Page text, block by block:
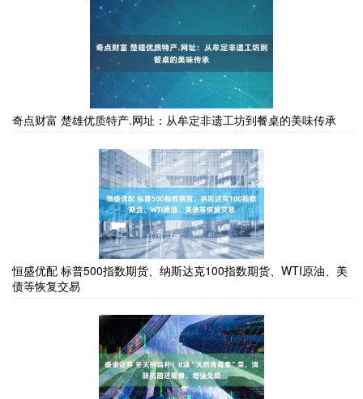
奇点财富 楚雄优质特产.网址：从牟定非遗工坊到餐桌的美味传承
恒盛优配 标普500指数期货、纳斯达克100指数期货、WTI原油、美
债等恢复交易